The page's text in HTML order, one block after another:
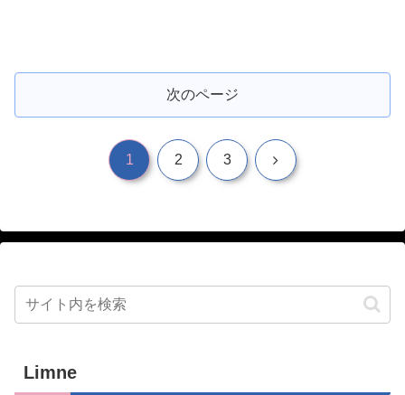
次のページ
1 2 3 次
Limne